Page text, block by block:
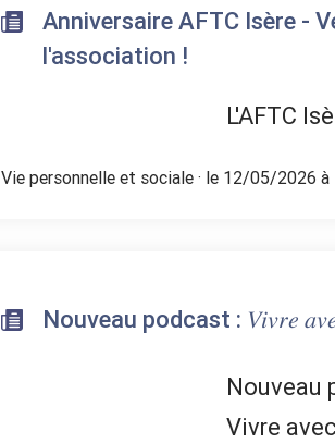
Anniversaire AFTC Isère -
l'association !
L'AFTC
Vie personnelle et sociale · le 12/05/2026 à
Nouveau podcast : 𝑉𝑖𝑣𝑟𝑒
Nouveau
Vivre